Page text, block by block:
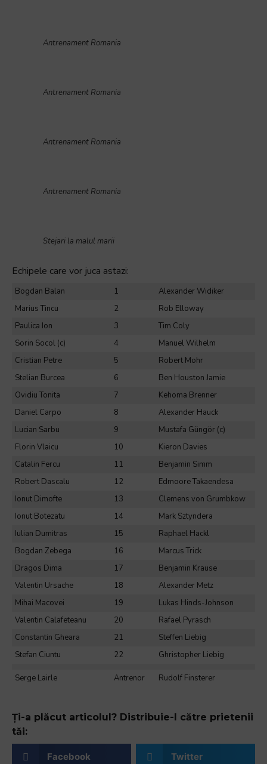
Antrenament Romania
Antrenament Romania
Antrenament Romania
Antrenament Romania
Stejari la malul marii
Echipele care vor juca astazi:
Bogdan Balan 1
Alexander Widiker
Marius Tincu
2
Rob Elloway
Paulica Ion
3
Tim Coly
Sorin Socol (c)
4
Manuel Wilhelm
Cristian Petre
5
Robert Mohr
Stelian Burcea
6
Ben Houston Jamie
Ovidiu Tonita
7
Kehoma Brenner
Daniel Carpo
8
Alexander Hauck
Lucian Sarbu
9
Mustafa Güngör (c)
Florin Vlaicu
10
Kieron Davies
Catalin Fercu
11
Benjamin Simm
Robert Dascalu
12
Edmoore Takaendesa
Ionut Dimofte
13
Clemens von Grumbkow
Ionut Botezatu
14
Mark Sztyndera
Iulian Dumitras
15
Raphael Hackl
Bogdan Zebega
16
Marcus Trick
Dragos Dima
17
Benjamin Krause
Valentin Ursache
18
Alexander Metz
Mihai Macovei
19
Lukas Hinds-Johnson
Valentin Calafeteanu
20
Rafael Pyrasch
Constantin Gheara
21
Steffen Liebig
Stefan Ciuntu
22 Ghristopher Liebig
Serge Lairle Antrenor Rudolf Finsterer
Ți-a plăcut articolul? Distribuie-l către prietenii
tăi:
Facebook Twitter